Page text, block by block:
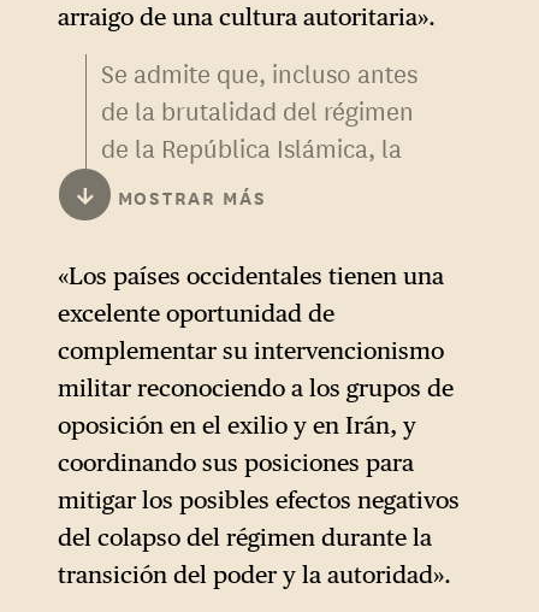
En este sentido, este
aggiornamentosigue la línea
del primer informe de Seener
sobre la disuasión.
Sin embargo, aporta un matiz
trata de «cambiar» el
régimen, sino de provocar su
«colapso» sin pretender
controlar lo que suceda
después, pero dejándose el
margen de maniobra
necesario para hacerlo si
fuera necesario.
arraigo de una cultura autoritaria».
Se admite que, incluso antes
de la brutalidad del régimen
de la República Islámica, la
instauración de la dinastía
Pahlavi mediante la operación
Ajax, dirigida por la CIA y
otras agencias de
contraespionaje, contribuyó a
esa «cultura autoritaria» que
el autor recomienda
erradicar.
↓ MOSTRAR MÁS
«Los países occidentales tienen una
excelente oportunidad de
complementar su intervencionismo
militar reconociendo a los grupos de
oposición en el exilio y en Irán, y
coordinando sus posiciones para
mitigar los posibles efectos negativos
del colapso del régimen durante la
transición del poder y la autoridad».